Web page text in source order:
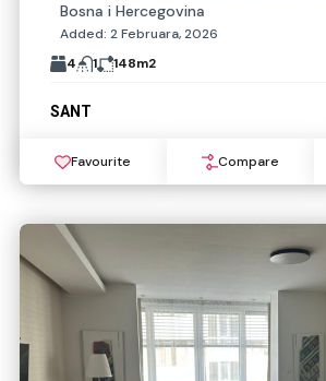
Bosna i Hercegovina
Added: 2 Februara, 2026
4
1 148m2
SANT
Favourite Compare